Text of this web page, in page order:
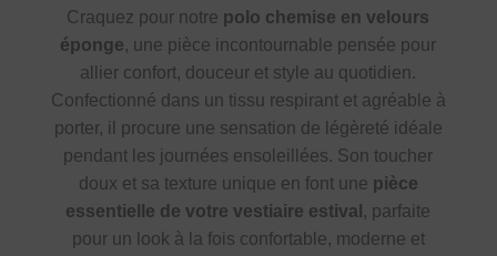
Craquez pour notre polo chemise en velours
éponge, une pièce incontournable pensée pour
allier confort, douceur et style au quotidien.
Confectionné dans un tissu respirant et agréable à
porter, il procure une sensation de légèreté idéale
pendant les journées ensoleillées. Son toucher
doux et sa texture unique en font une pièce
essentielle de votre vestiaire estival , parfaite
pour un look à la fois confortable, moderne et